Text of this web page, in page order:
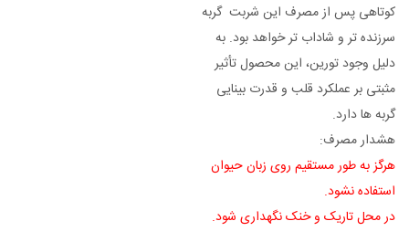
کوتاهی پس از مصرف این شربت گربه
سرزنده تر و شاداب تر خواهد بود. به
دلیل وجود تورین، این محصول تأثیر
مثبتی بر عملکرد قلب و قدرت بینایی
گربه ها دارد.
هشدار مصرف:
هرگز به طور مستقیم روی زبان حیوان
استفاده نشود.
در محل تاریک و خنک نگهداری شود.